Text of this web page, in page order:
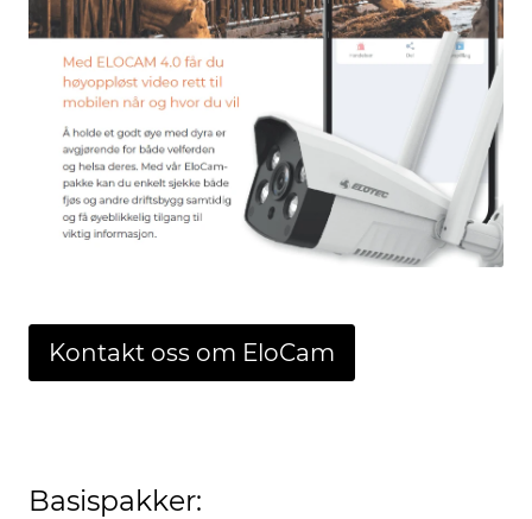
Kontakt oss om EloCam
Basispakker: